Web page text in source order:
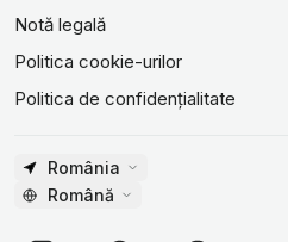
Notă legală
Politica cookie-urilor
Politica de confidențialitate
România
Română